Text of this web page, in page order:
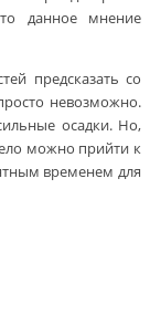
данное мнение
предсказать со
невозможно.
осадки. Но,
можно прийти к
временем для